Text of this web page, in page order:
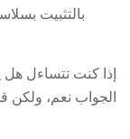
بالتثبيت
الجواب نعم، ولكن